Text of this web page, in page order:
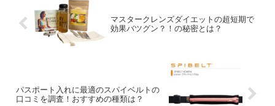
マスタークレンズダイエットの超短期で
効果バツグン？！の秘密とは？
パスポート入れに最適のスパイベルトの
口コミを調査！おすすめの種類は？